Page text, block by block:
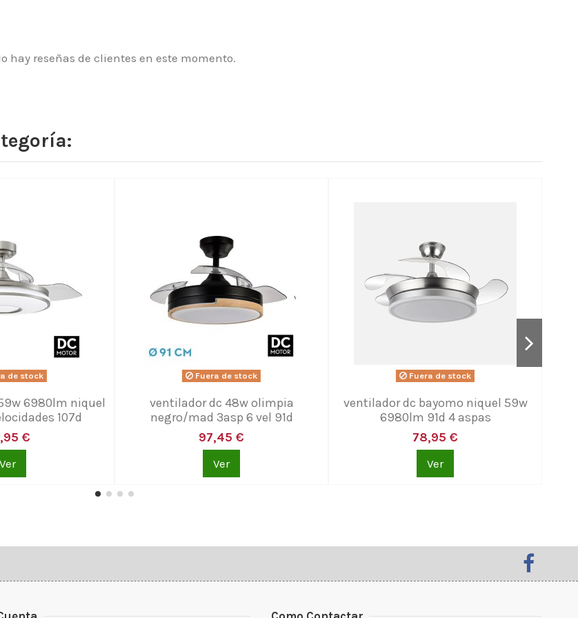
hay reseñas de clientes en este momento.
de stock
6980lm niquel
107d
€
Ver
Fuera de stock
ventilador dc 48w olimpia
negro/mad 3asp 6 vel 91d
97,45 €
Ver
Fuera de stock
ventilador dc bayomo niquel 59w
6980lm 91d 4 aspas
78,95 €
Ver